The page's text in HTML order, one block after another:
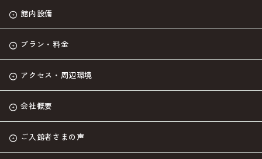
館内設備
プラン・料金
アクセス・周辺環境
会社概要
ご入館者さまの声